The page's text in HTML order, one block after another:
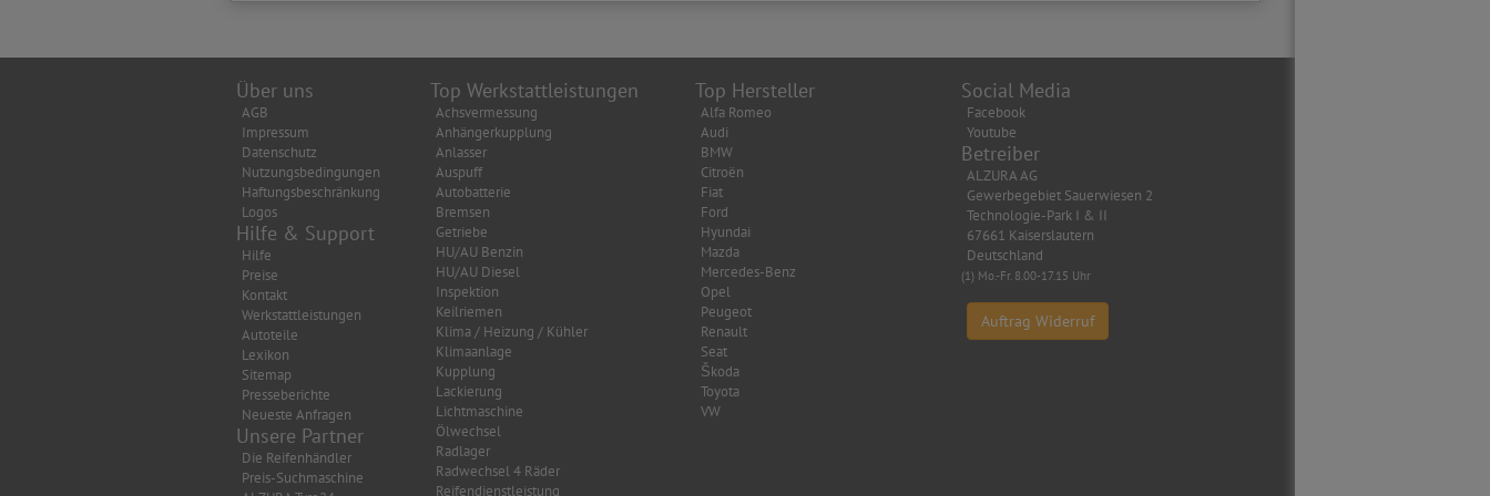
Über uns
AGB
Impressum
Datenschutz
Nutzungsbedingungen
Haftungsbeschränkung
Logos
Hilfe & Support
Hilfe
Preise
Kontakt
Werkstattleistungen
Autoteile
Lexikon
Sitemap
Presseberichte
Neueste Anfragen
Unsere Partner
Die Reifenhändler
Preis-Suchmaschine
Top Werkstattleistungen
Achsvermessung
Anhängerkupplung
Anlasser
Auspuff
Autobatterie
Bremsen
Getriebe
HU/AU Benzin
HU/AU Diesel
Inspektion
Keilriemen
Klima / Heizung / Kühler
Klimaanlage
Kupplung
Lackierung
Lichtmaschine
Ölwechsel
Radlager
Radwechsel 4 Räder
Reifendienstleistung
Top Hersteller
Alfa Romeo
Audi
BMW
Citroën
Fiat
Ford
Hyundai
Mazda
Mercedes-Benz
Opel
Peugeot
Renault
Seat
Škoda
Toyota
VW
Social Media
Facebook
Youtube
Betreiber
ALZURA AG
Gewerbegebiet Sauerwiesen 2
Technologie-Park I & II
67661 Kaiserslautern
Deutschland
(1) Mo.-Fr. 8.00-17.15 Uhr
Auftrag Widerruf